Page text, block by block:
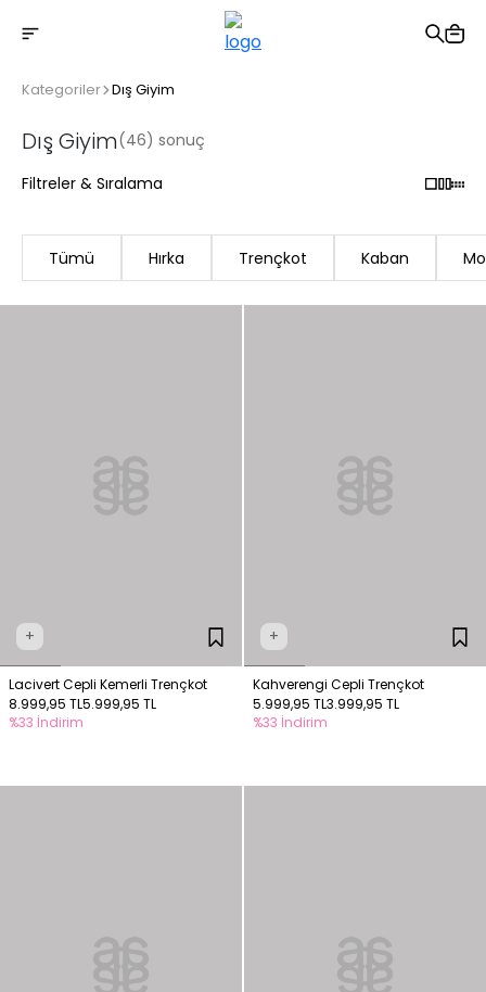
2500 TL üzeri ücretsiz kargo
Kategoriler Dış Giyim
Dış Giyim(46) sonuç
Filtreler & Sıralama
Tümü Hırka Trençkot Kaban
+
Lacivert Cepli Kemerli Trençkot
8.999,95 TL5.999,95 TL
%33 İndirim
+
Kahverengi Cepli Trençkot
5.999,95 TL3.999,95 TL
%33 İndirim